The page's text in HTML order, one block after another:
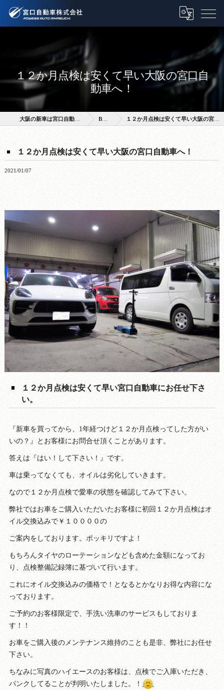
１２か月点検は安くて早い大阪の宮口自
動車へ！
大阪の新車は宮口自動車株式会社 BLOG １２か月点検は安くて早い大阪の宮口自動車へ！
１２か月点検は安くて早い大阪の宮口自動車へ！
2021/01/07
１２か月点検は安くて早い宮口自動車にお任せ下さ
い。
『新車を買ってから、1年経つけど１２か月点検ってした方がい
いの？』とお客様にお問合せ頂くことがあります。
答えは『はい！して下さい！』です。
車は乗ってなくても、オイルは劣化していきます。
なので１２か月点検で愛車の状態を確認してみて下さい。
弊社ではお車をご購入いただいたお客様に初回１２か月点検はオ
イル交換込みで￥１００００の
ご案内をしております。ポッキリですよ！
もちろんタイヤのローテーションなども含めた金額になってお
り、点検整備記録簿に基づいて行います。
これにオイル交換込みの価格で！となるとかなりお得な内容にな
っております。
ご予約のお客様限定で、手洗い洗車のサービスもしておりま
す！！
お車をご購入後のメンテナンス維持のことも是非、弊社にお任せ
下さい。
ちなみに写真のハイエースのお客様は、点検でご入庫いただき、
パンクしてることが判明いたしました。！